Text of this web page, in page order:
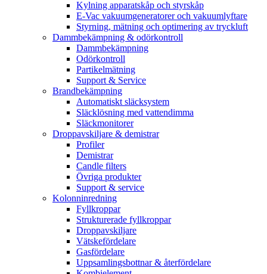
Kylning apparatskåp och styrskåp
E-Vac vakuumgeneratorer och vakuumlyftare
Styrning, mätning och optimering av tryckluft
Dammbekämpning & odörkontroll
Dammbekämpning
Odörkontroll
Partikelmätning
Support & Service
Brandbekämpning
Automatiskt släcksystem
Släcklösning med vattendimma
Släckmonitorer
Droppavskiljare & demistrar
Profiler
Demistrar
Candle filters
Övriga produkter
Support & service
Kolonninredning
Fyllkroppar
Strukturerade fyllkroppar
Droppavskiljare
Vätskefördelare
Gasfördelare
Uppsamlingsbottnar & återfördelare